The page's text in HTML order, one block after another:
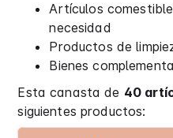
Artículos
necesidad
Productos de
Bienes
Esta canasta de 40
siguientes productos: